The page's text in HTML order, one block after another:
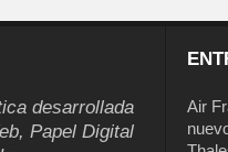
desarrollada
Papel Digital
Air